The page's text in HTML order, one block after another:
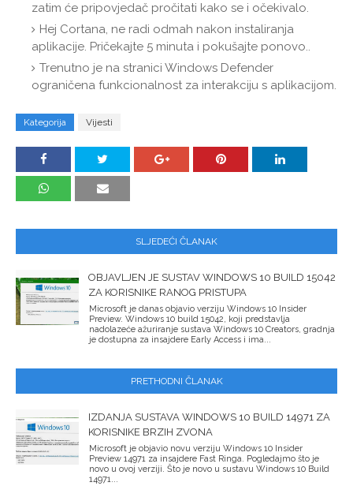
zatim će pripovjedač pročitati kako se i očekivalo.
Hej Cortana, ne radi odmah nakon instaliranja
aplikacije. Pričekajte 5 minuta i pokušajte ponovo..
Trenutno je na stranici Windows Defender
ograničena funkcionalnost za interakciju s aplikacijom.
Kategorija Vijesti
SLJEDEĆI ČLANAK
OBJAVLJEN JE SUSTAV WINDOWS 10 BUILD 15042
ZA KORISNIKE RANOG PRISTUPA
Microsoft je danas objavio verziju Windows 10 Insider
Preview. Windows 10 build 15042, koji predstavlja
nadolazeće ažuriranje sustava Windows 10 Creators, gradnja
je dostupna za insajdere Early Access i ima...
PRETHODNI ČLANAK
IZDANJA SUSTAVA WINDOWS 10 BUILD 14971 ZA
KORISNIKE BRZIH ZVONA
Microsoft je objavio novu verziju Windows 10 Insider
Preview 14971 za insajdere Fast Ringa. Pogledajmo što je
novo u ovoj verziji. Što je novo u sustavu Windows 10 Build
14971...